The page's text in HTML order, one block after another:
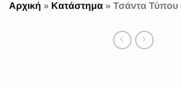
Αρχική » Κατάστημα » Τσάντα